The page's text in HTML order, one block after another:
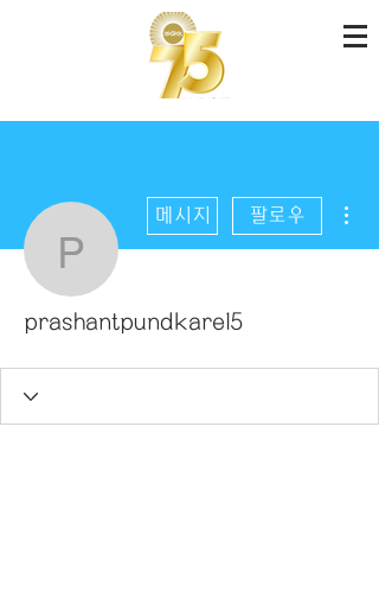
메시지 팔로우
prashantpundkare15